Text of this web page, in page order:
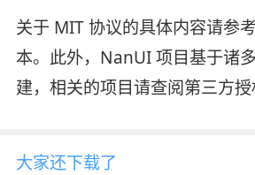
关于 MIT 协议的具体内容请参
本。此外，NanUI 项目基于诸
建，相关的项目请查阅第三方授
大家还下载了